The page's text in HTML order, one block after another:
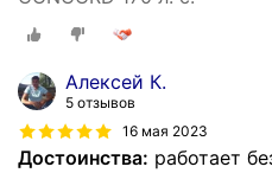
Алексей К.
5 отзывов
16 мая 2023
Достоинства: работает